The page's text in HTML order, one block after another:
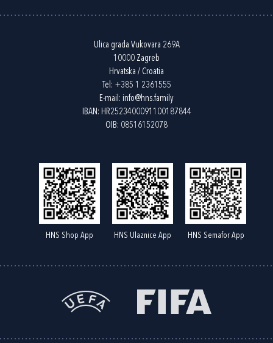
Ulica grada Vukovara 269A
10000 Zagreb
Hrvatska / Croatia
Tel: +385 1 2361555
E-mail: info@hns.family
IBAN: HR2523400091100187844
OIB: 08516152078
HNS Shop App HNS Ulaznice App HNS Semafor App